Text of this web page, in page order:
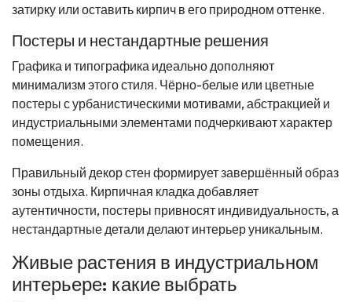
затирку или оставить кирпич в его природном оттенке.
Постеры и нестандартные решения
Графика и типографика идеально дополняют
минимализм этого стиля. Чёрно-белые или цветные
постеры с урбанистическими мотивами, абстракцией и
индустриальными элементами подчеркивают характер
помещения.
Правильный декор стен формирует завершённый образ
зоны отдыха. Кирпичная кладка добавляет
аутентичности, постеры привносят индивидуальность, а
нестандартные детали делают интерьер уникальным.
Живые растения в индустриальном
интерьере: какие выбрать